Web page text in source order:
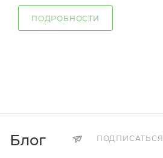
ПОДРОБНОСТИ
Блог ПОДПИСАТЬСЯ